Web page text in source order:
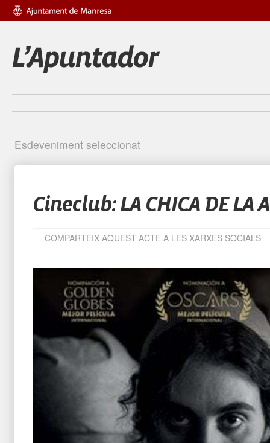
Esdeveniment seleccionat
Cineclub: LA CHICA DE LA
COMPARTEIX AQUEST ACTE A LES XARXES SOCIALS